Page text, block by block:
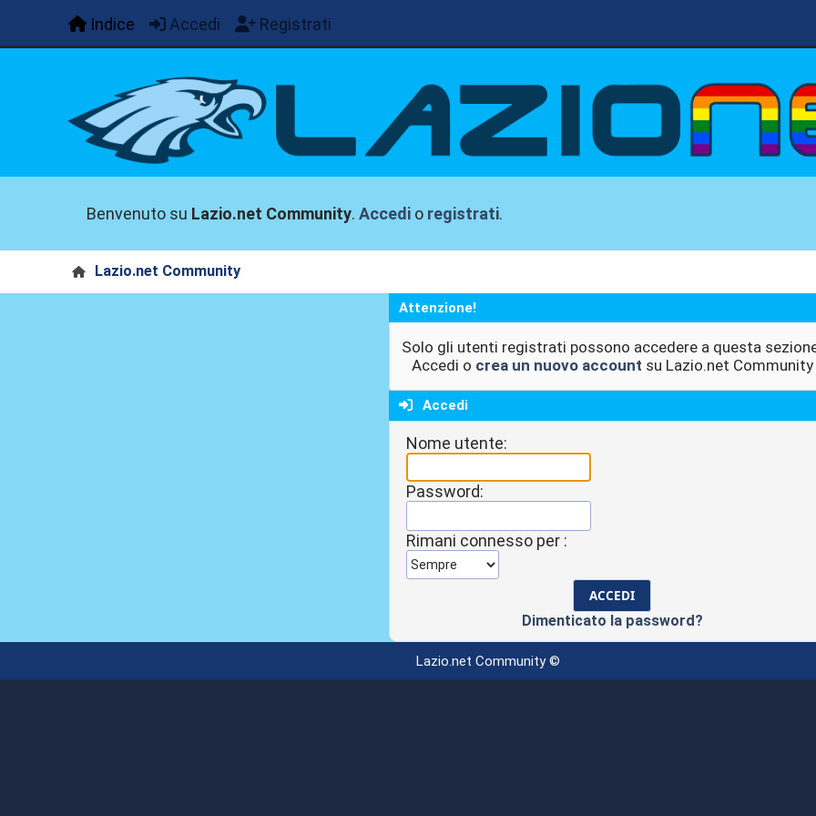
Indice Accedi Registrati
Benvenuto su Lazio.net Community.Accedi o registrati.
Lazio.net Community
Attenzione!
Solo gli utenti registrati possono accedere a questa
Accedi o crea un nuovo account su Lazio.net Community
Accedi
Nome utente:
Password:
Rimani connesso per :
Dimenticato la password?
Lazio.net Community ©